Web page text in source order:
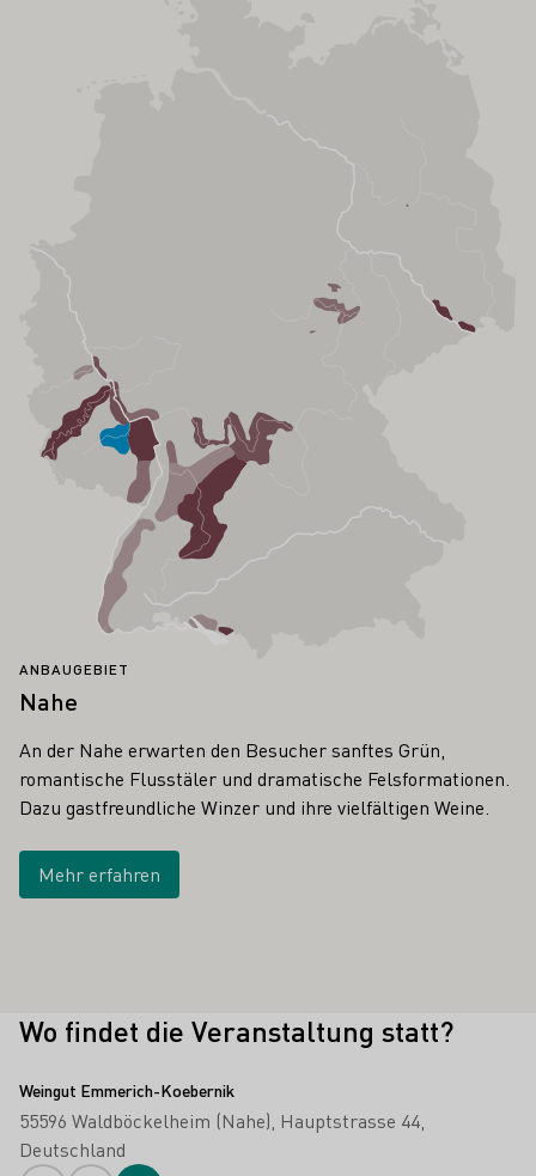
ANBAUGEBIET
Nahe
An der Nahe erwarten den Besucher sanftes Grün,
romantische Flusstäler und dramatische Felsformationen.
Dazu gastfreundliche Winzer und ihre vielfältigen Weine.
Mehr erfahren
Wo findet die Veranstaltung statt?
Weingut Emmerich-Koebernik
55596 Waldböckelheim (Nahe) Hauptstrasse 44
Deutschland